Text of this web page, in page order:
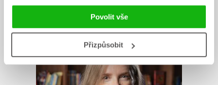
Povolit vše
Přizpůsobit
AUTOR KNIHY